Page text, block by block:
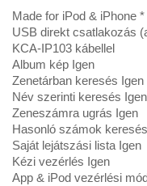
Made for iPod & iPhone *
USB direkt csatlakozás
KCA-IP103 kábellel
Album kép Igen
Zenetárban keresés Igen
Név szerinti keresés Igen
Zeneszámra ugrás Igen
Hasonló számok
Saját lejátszási lista Igen
Kézi vezérlés Igen
App & iPod vezérlési